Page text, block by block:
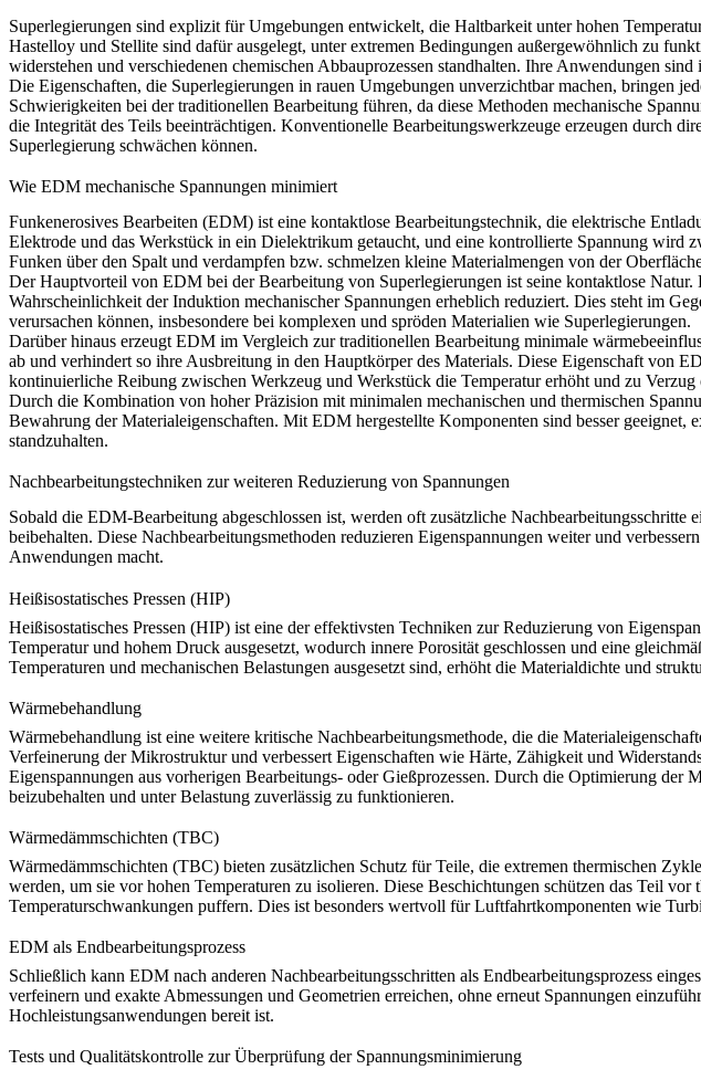
Superlegierungen sind explizit für Umgebungen entwickelt, die Haltbarkeit unter hohen
Hastelloy und Stellite sind dafür ausgelegt, unter extremen Bedingungen außergewöhnlich zu
widerstehen und verschiedenen chemischen Abbauprozessen standhalten. Ihre Anwendungen
Die Eigenschaften, die Superlegierungen in rauen Umgebungen unverzichtbar machen, bringen
Schwierigkeiten bei der traditionellen Bearbeitung führen, da diese Methoden mechanische
die Integrität des Teils beeinträchtigen. Konventionelle Bearbeitungswerkzeuge erzeugen durch
Superlegierung schwächen können.
Wie EDM mechanische Spannungen minimiert
Funkenerosives Bearbeiten (EDM) ist eine kontaktlose Bearbeitungstechnik, die elektrische
Elektrode und das Werkstück in ein Dielektrikum getaucht, und eine kontrollierte Spannung wird
Funken über den Spalt und verdampfen bzw. schmelzen kleine Materialmengen von der
Der Hauptvorteil von EDM bei der Bearbeitung von Superlegierungen ist seine kontaktlose
Wahrscheinlichkeit der Induktion mechanischer Spannungen erheblich reduziert. Dies steht im
verursachen können, insbesondere bei komplexen und spröden Materialien wie Superlegierungen.
Darüber hinaus erzeugt EDM im Vergleich zur traditionellen Bearbeitung minimale
ab und verhindert so ihre Ausbreitung in den Hauptkörper des Materials. Diese Eigenschaft von
kontinuierliche Reibung zwischen Werkzeug und Werkstück die Temperatur erhöht und zu
Durch die Kombination von hoher Präzision mit minimalen mechanischen und thermischen
Bewahrung der Materialeigenschaften. Mit EDM hergestellte Komponenten sind besser geeignet,
standzuhalten.
Nachbearbeitungstechniken zur weiteren Reduzierung von Spannungen
Sobald die EDM-Bearbeitung abgeschlossen ist, werden oft zusätzliche
beibehalten. Diese Nachbearbeitungsmethoden reduzieren Eigenspannungen weiter und
Anwendungen macht.
Heißisostatisches Pressen (HIP)
Heißisostatisches Pressen (HIP) ist eine der effektivsten Techniken zur Reduzierung von
Temperatur und hohem Druck ausgesetzt, wodurch innere Porosität geschlossen und eine
Temperaturen und mechanischen Belastungen ausgesetzt sind, erhöht die Materialdichte und
Wärmebehandlung
Wärmebehandlung ist eine weitere kritische Nachbearbeitungsmethode, die die
Verfeinerung der Mikrostruktur und verbessert Eigenschaften wie Härte, Zähigkeit und
Eigenspannungen aus vorherigen Bearbeitungs- oder Gießprozessen. Durch die Optimierung
beizubehalten und unter Belastung zuverlässig zu funktionieren.
Wärmedämmschichten (TBC)
Wärmedämmschichten (TBC) bieten zusätzlichen Schutz für Teile, die extremen thermischen
werden, um sie vor hohen Temperaturen zu isolieren. Diese Beschichtungen schützen das Teil
Temperaturschwankungen puffern. Dies ist besonders wertvoll für Luftfahrtkomponenten wie
EDM als Endbearbeitungsprozess
Schließlich kann EDM nach anderen Nachbearbeitungsschritten als Endbearbeitungsprozess
verfeinern und exakte Abmessungen und Geometrien erreichen, ohne erneut Spannungen
Hochleistungsanwendungen bereit ist.
Tests und Qualitätskontrolle zur Überprüfung der Spannungsminimierung